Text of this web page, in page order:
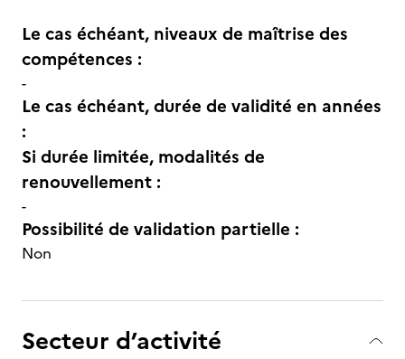
Le cas échéant, niveaux de maîtrise des
compétences :
-
Le cas échéant, durée de validité en années
:
Si durée limitée, modalités de
renouvellement :
-
Possibilité de validation partielle :
Non
Secteur d’activité